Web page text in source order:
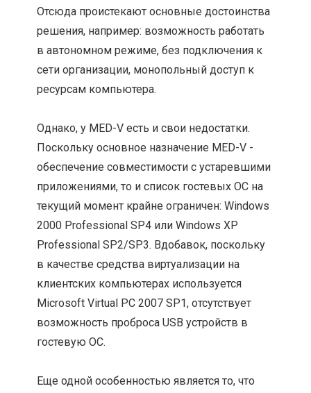
Отсюда проистекают основные достоинства
решения, например: возможность работать
в автономном режиме, без подключения к
сети организации, монопольный доступ к
ресурсам компьютера.
Однако, у MED-V есть и свои недостатки.
Поскольку основное назначение MED-V -
обеспечение совместимости с устаревшими
приложениями, то и список гостевых ОС на
текущий момент крайне ограничен: Windows
2000 Professional SP4 или Windows XP
Professional SP2/SP3. Вдобавок, поскольку
в качестве средства виртуализации на
клиентских компьютерах используется
Microsoft Virtual PC 2007 SP1, отсутствует
возможность проброса USB устройств в
гостевую ОС.
Еще одной особенностью является то, что